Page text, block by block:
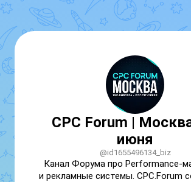
CPC Forum |
июня
@id1655496134_biz
Канал Форума про Performance-
и рекламные системы. CPC.Forum